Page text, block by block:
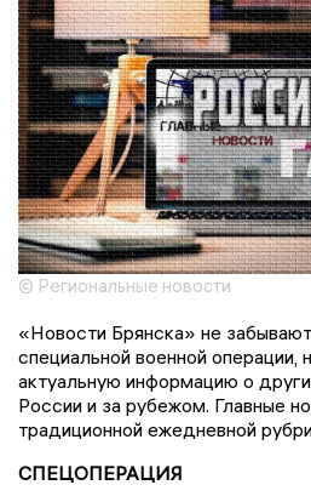
© Региональные новости
«Новости Брянска» не
специальной военной операции,
актуальную информацию о
России и за рубежом. Главные
традиционной ежедневной
СПЕЦОПЕРАЦИЯ